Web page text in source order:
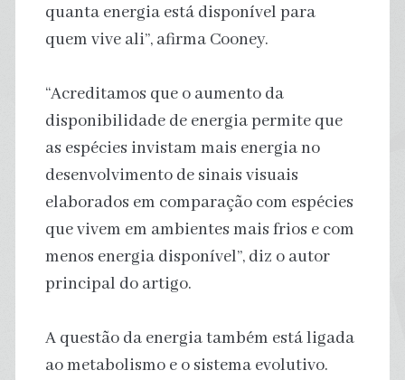
quanta energia está disponível para
quem vive ali”, afirma Cooney.
“Acreditamos que o aumento da
disponibilidade de energia permite que
as espécies invistam mais energia no
desenvolvimento de sinais visuais
elaborados em comparação com espécies
que vivem em ambientes mais frios e com
menos energia disponível”, diz o autor
principal do artigo.
A questão da energia também está ligada
ao metabolismo e o sistema evolutivo.